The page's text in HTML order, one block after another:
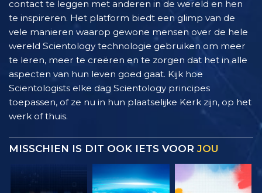
contact te leggen met anderen in de wereld en hen
te inspireren. Het platform biedt een glimp van de
vele manieren waarop gewone mensen over de hele
wereld Scientology technologie gebruiken om meer
te leren, meer te creëren en te zorgen dat het in alle
aspecten van hun leven goed gaat. Kijk hoe
Scientologists elke dag Scientology principes
toepassen, of ze nu in hun plaatselijke Kerk zijn, op het
werk of thuis.
MISSCHIEN IS DIT OOK IETS VOOR JOU